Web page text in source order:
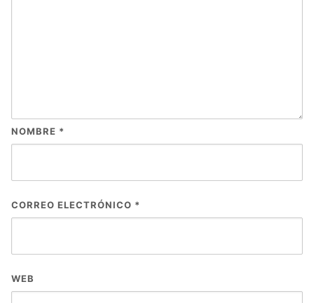
NOMBRE *
CORREO ELECTRÓNICO *
WEB